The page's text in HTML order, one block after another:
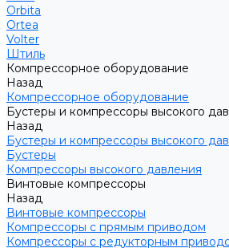
Orbita
Ortea
Volter
Штиль
Компрессорное оборудование
Назад
Компрессорное оборудование
Бустеры и компрессоры высокого
Назад
Бустеры и компрессоры высокого
Бустеры
Компрессоры высокого давления
Винтовые компрессоры
Назад
Винтовые компрессоры
Компрессоры с прямым приводом
Компрессоры с редукторным